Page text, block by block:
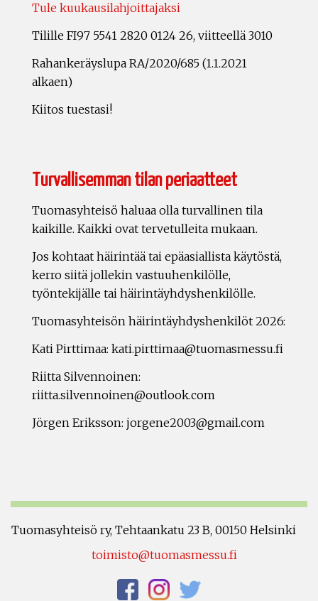
Tule kuukausilahjoittajaksi
Tilille FI97 5541 2820 0124 26, viitteellä 3010
Rahankeräyslupa RA/2020/685 (1.1.2021
alkaen)
Kiitos tuestasi!
Turvallisemman tilan periaatteet
Tuomasyhteisö haluaa olla turvallinen tila
kaikille. Kaikki ovat tervetulleita mukaan.
Jos kohtaat häirintää tai epäasiallista käytöstä,
kerro siitä jollekin vastuuhenkilölle,
työntekijälle tai häirintäyhdyshenkilölle.
Tuomasyhteisön häirintäyhdyshenkilöt 2026:
Kati Pirttimaa: kati.pirttimaa@tuomasmessu.fi
Riitta Silvennoinen:
riitta.silvennoinen@outlook.com
Jörgen Eriksson: jorgene2003@gmail.com
Tuomasyhteisö ry, Tehtaankatu 23 B, 00150 Helsinki
toimisto@tuomasmessu.fi